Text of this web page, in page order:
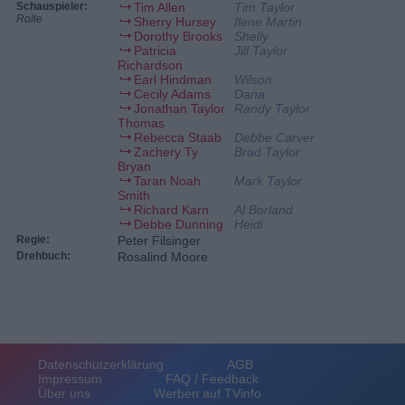
Schauspieler:
Rolle
Tim Allen
Tim Taylor
Sherry Hursey
Ilene Martin
Dorothy Brooks
Shelly
Patricia
Richardson
Jill Taylor
Earl Hindman
Wilson
Cecily Adams
Dana
Jonathan Taylor
Thomas
Randy Taylor
Rebecca Staab
Debbe Carver
Zachery Ty
Bryan
Brad Taylor
Taran Noah
Smith
Mark Taylor
Richard Karn
Al Borland
Debbe Dunning
Heidi
Regie: Peter Filsinger
Drehbuch: Rosalind Moore
Datenschutzerklärung
AGB
Impressum
FAQ / Feedback
Über uns
Werben auf TVinfo